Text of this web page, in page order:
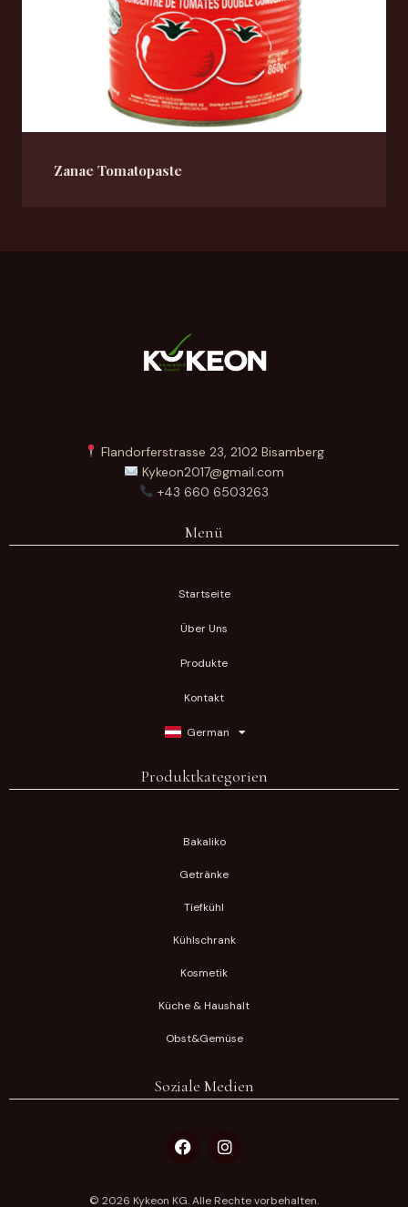
Zanae Tomatopaste
Flandorferstrasse 23, 2102 Bisamberg
Kykeon2017@gmail.com
+43 660 6503263
Menü
Startseite
Über Uns
Produkte
Kontakt
German
Produktkategorien
Bakaliko
Getränke
Tiefkühl
Kühlschrank
Kosmetik
Küche & Haushalt
Obst&Gemüse
Soziale Medien
© 2026 Kykeon KG. Alle Rechte vorbehalten.